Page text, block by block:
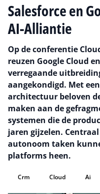
Salesforce en
AI-Alliantie
Op de conferentie
reuzen Google Cloud
verregaande
aangekondigd. Met
architectuur beloven
maken aan de
systemen die de
jaren gijzelen.
autonoom taken
platforms heen.
Crm Cloud Ai